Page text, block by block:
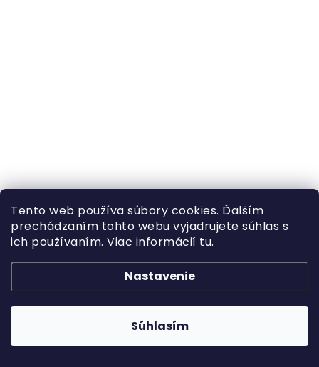
Tento web používa súbory cookies. Ďalším
prechádzaním tohto webu vyjadrujete súhlas s
ich používaním. Viac informácií tu.
Nastavenie
Súhlasím
€33,95
DO KOŠÍKA
€27,05
DO KOŠÍKA